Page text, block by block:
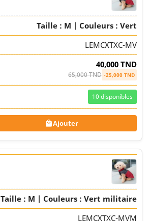
Taille : M | Couleurs : Vert
LEMCXTXC-MV
40,000 TND
65,000 TND -25,000 TND
10 disponibles
Ajouter
Taille : M | Couleurs : Vert militaire
LEMCXTXC-MVM